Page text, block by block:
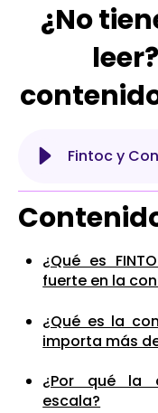
¿No
Fintoc y
¿Qué es
fuerte en la
¿Qué es la
importa más
¿Por qué la
escala?